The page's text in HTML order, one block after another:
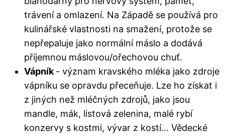
trávení a omlazení. Na Západě se používá pro
kulinářské vlastnosti na smažení, protože se
nepřepaluje jako normální máslo a dodává
příjemnou máslovou/ořechovou chuť.
Vápník- význam kravského mléka jako zdroje
vápníku se opravdu přeceňuje. Lze ho získat i
z jiných než mléčných zdrojů, jako jsou
mandle, mák, listová zelenina, malé rybí
konzervy s kostmi, vývar z kostí... Vědecké